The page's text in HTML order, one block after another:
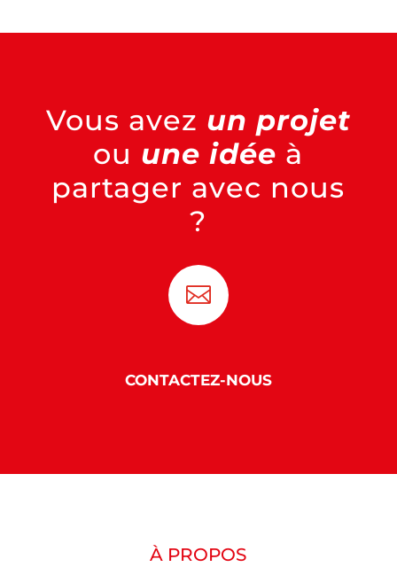
Vous avez un projet
ou une idée à
partager avec nous
?

CONTACTEZ-NOUS
À PROPOS